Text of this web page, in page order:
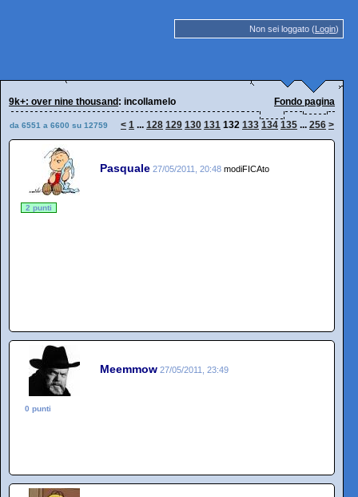
Non sei loggato (Login)
9k+: over nine thousand : incollamelo Fondo pagina
da 6551 a 6600 su 12759 < 1 ... 128 129 130 131 132 133 134 135 ... 256 >
Pasquale 27/05/2011, 20:48 modiFICAto
2 punti
Meemmow 27/05/2011, 23:49
0 punti